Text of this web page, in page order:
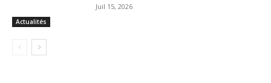
Actualités
Juil 15, 2026